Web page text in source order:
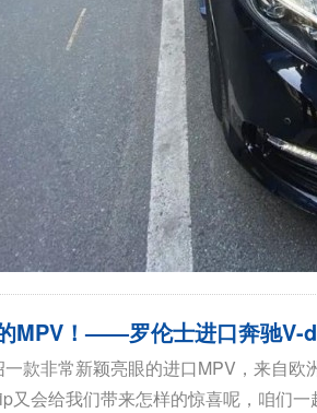
MPV！——罗伦士进口奔驰V-
款非常新颖亮眼的进口MPV，来自
又会给我们带来怎样的惊喜呢，咱们